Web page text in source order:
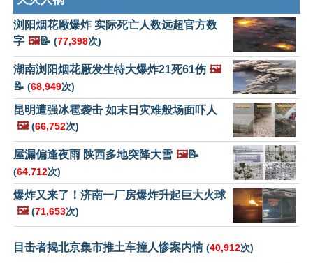
浏阳烟花厰爆炸 实际死亡人数远超官方数
字 🖼️📝 (77,398次)
湖南浏阳烟花厰发生特大爆炸21死61伤 🖼️
📝 (68,949次)
昆明遭强冰雹袭击 如末日灾难般场面吓人
🖼️ (66,752次)
屋漏偏逢夜雨 陕西多地突降大雪 🖼️📝
(64,712次)
爆炸又来了！济南一厂房爆炸升起巨大火球
🖼️ (71,653次)
目击者揭北京集市推土车撞人惨案内情(40,912次)